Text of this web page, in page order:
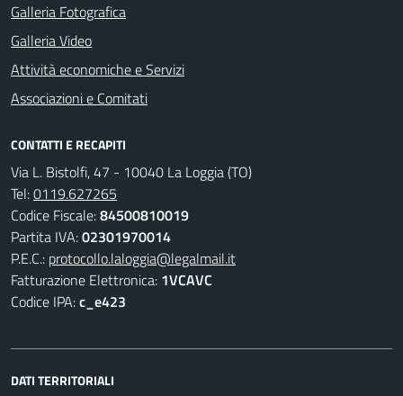
Galleria Fotografica
Galleria Video
Attività economiche e Servizi
Associazioni e Comitati
CONTATTI E RECAPITI
Via L. Bistolfi, 47 - 10040 La Loggia (TO)
Tel:0119.627265
Codice Fiscale:84500810019
Partita IVA:02301970014
P.E.C.: protocollo.laloggia@legalmail.it
Fatturazione Elettronica: 1VCAVC
Codice IPA:c_e423
DATI TERRITORIALI